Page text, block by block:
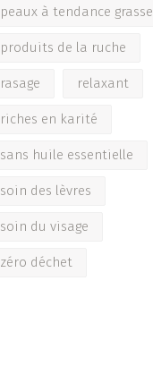
peaux à tendance grasse
produits de la ruche
rasage relaxant
riches en karité
sans huile essentielle
soin des lèvres
soin du visage
zéro déchet